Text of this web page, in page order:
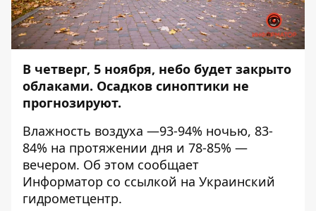
В четверг, 5 ноября, небо будет закрыто
облаками. Осадков синоптики не
прогнозируют.
Влажность воздуха —93-94% ночью, 83-
84% на протяжении дня и 78-85% —
вечером. Об этом сообщает
Информатор со ссылкой на Украинский
гидрометцентр.